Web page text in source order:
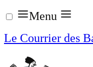
Aller
au
contenu
Menu
Le Courrier des